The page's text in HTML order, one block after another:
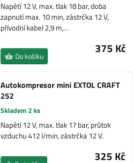
Napětí 12 V, max. tlak 18 bar, doba
zapnutí max. 10 min, zástrčka 12 V,
přívodní kabel 2,9 m,…
375 Kč
Do košíku
Autokompresor mini EXTOL CRAFT
252
Skladem 2 ks
Napětí 12 V, max. tlak 17 bar, průtok
vzduchu 412 l/min, zástrčka 12 V.
325 Kč